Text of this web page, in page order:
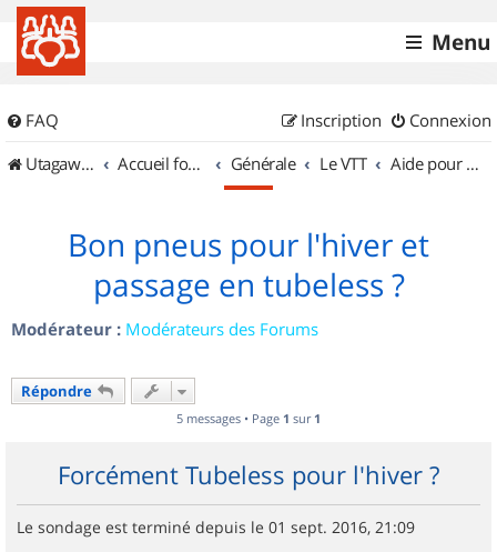
Menu
FAQ Connexion
Inscription
UtagawaVTT (Randos VTT et VTTAE avec traces GPS)
Accueil forum Générale Le VTT Aide pour l'achat d'un VTT
Bon pneus pour l'hiver et
passage en tubeless ?
Modérateur : Modérateurs des Forums
Répondre
5 messages • Page 1 sur 1
Forcément Tubeless pour l'hiver ?
Le sondage est terminé depuis le 01 sept. 2016, 21:09